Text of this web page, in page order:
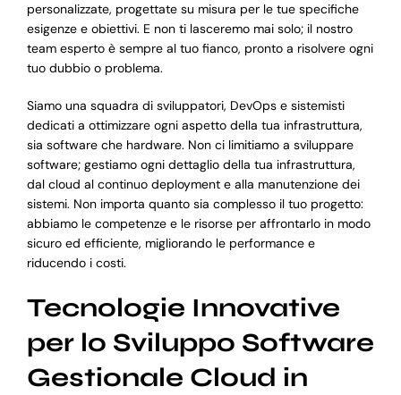
personalizzate, progettate su misura per le tue specifiche
esigenze e obiettivi. E non ti lasceremo mai solo; il nostro
team esperto è sempre al tuo fianco, pronto a risolvere ogni
tuo dubbio o problema.
Siamo una squadra di sviluppatori, DevOps e sistemisti
dedicati a ottimizzare ogni aspetto della tua infrastruttura,
sia software che hardware. Non ci limitiamo a sviluppare
software; gestiamo ogni dettaglio della tua infrastruttura,
dal cloud al continuo deployment e alla manutenzione dei
sistemi. Non importa quanto sia complesso il tuo progetto:
abbiamo le competenze e le risorse per affrontarlo in modo
sicuro ed efficiente, migliorando le performance e
riducendo i costi.
Tecnologie Innovative
per lo Sviluppo Software
Gestionale Cloud in